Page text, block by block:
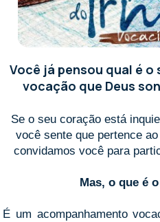
Você já pensou qual é o
vocação que Deus
Se o seu coração está
você sente que pertence
convidamos você para
Mas, o que é
É um acompanhamento